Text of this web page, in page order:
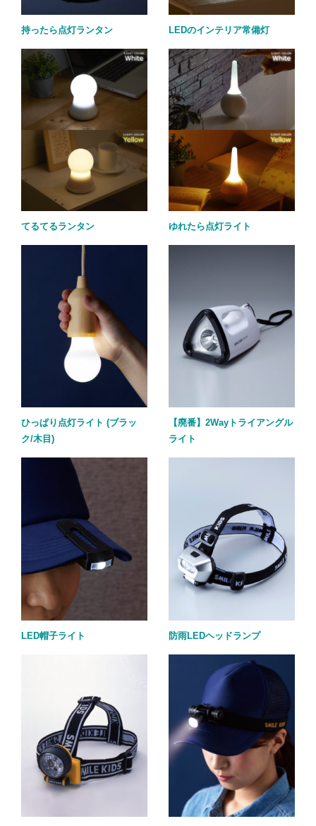
持ったら点灯ランタン LEDのインテリア常備灯
てるてるランタン ゆれたら点灯ライト
ひっぱり点灯ライト (ブラッ
ク/木目)
【廃番】2Wayトライアングル
ライト
LED帽子ライト 防雨LEDヘッドランプ